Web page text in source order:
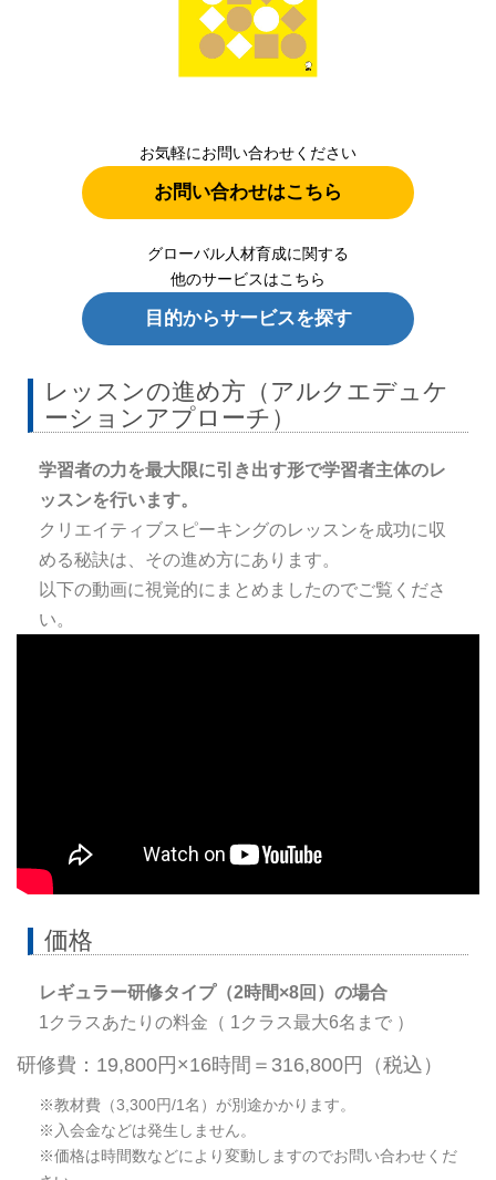
お気軽にお問い合わせください
お問い合わせはこちら
グローバル人材育成に関する
他のサービスはこちら
目的からサービスを探す
レッスンの進め方（アルクエデュケ
ーションアプローチ）
学習者の力を最大限に引き出す形で学習者主体のレ
ッスンを行います。
クリエイティブスピーキングのレッスンを成功に収
める秘訣は、その進め方にあります。
以下の動画に視覚的にまとめましたのでご覧くださ
い。
価格
レギュラー研修タイプ（2時間×8回）の場合
1クラスあたりの料金（ 1クラス最大6名まで ）
研修費：19,800円×16時間＝316,800円（税込）
※教材費（3,300円/1名）が別途かかります。
※入会金などは発生しません。
※価格は時間数などにより変動しますのでお問い合わせくだ